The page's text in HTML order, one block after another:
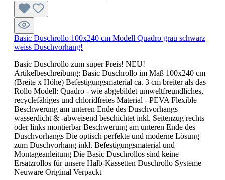
Basic Duschrollo 100x240 cm Modell Quadro grau schwarz
weiss Duschvorhang!
Basic Duschrollo zum super Preis! NEU!
Artikelbeschreibung: Basic Duschrollo im Maß 100x240 cm
(Breite x Höhe) Befestigungsmaterial ca. 3 cm breiter als das
Rollo Modell: Quadro - wie abgebildet umweltfreundliches,
recyclefähiges und chloridfreies Material - PEVA Flexible
Beschwerung am unteren Ende des Duschvorhangs
wasserdicht & -abweisend beschichtet inkl. Seitenzug rechts
oder links montierbar Beschwerung am unteren Ende des
Duschvorhangs Die optisch perfekte und moderne Lösung
zum Duschvorhang inkl. Befestigungsmaterial und
Montageanleitung Die Basic Duschrollos sind keine
Ersatzrollos für unsere Halb-Kassetten Duschrollo Systeme
Neuware Original Verpackt